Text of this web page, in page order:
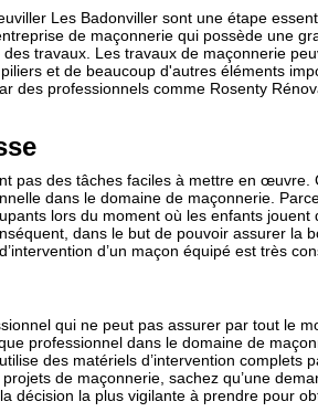
Les Badonviller sont une étape
de maçonnerie qui possède une
travaux. Les travaux de maçonnerie
et de beaucoup d'autres éléments
des professionnels comme Rosenty
pas des tâches faciles à mettre en œuvre.
dans le domaine de maçonnerie.
lors du moment où les enfants
dans le but de pouvoir assurer la
d’un maçon équipé est très
qui ne peut pas assurer par tout le
professionnel dans le domaine de
des matériels d’intervention complets
de maçonnerie, sachez qu’une
décision la plus vigilante à prendre pour